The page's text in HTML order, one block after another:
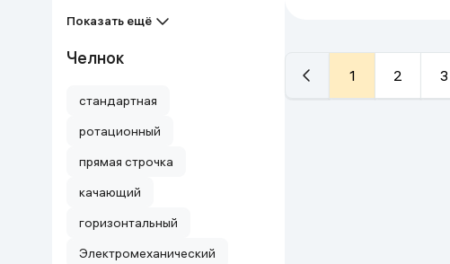
Показать ещё
Челнок
стандартная
ротационный
прямая строчка
качающий
горизонтальный
Электромеханический
1 2 3